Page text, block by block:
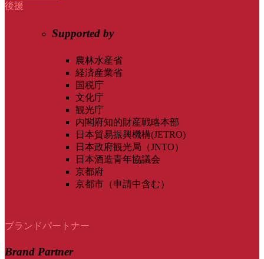
後援
Supported by
農林水産省
経済産業省
国税庁
文化庁
観光庁
内閣府知的財産戦略本部
日本貿易振興機構(JETRO)
日本政府観光局（JNTO）
日本酒造青年協議会
京都府
京都市（申請中含む）
ブランドパートナー
Brand Partner